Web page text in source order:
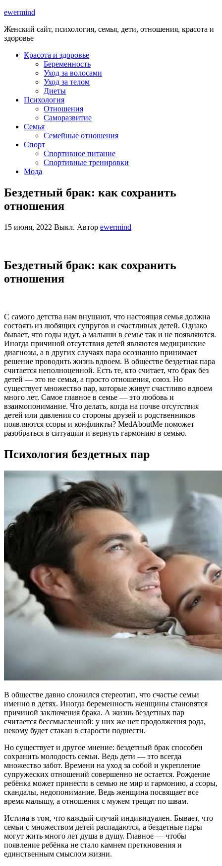
ewermind
Женский сайт, психология, семья, дети, отношения, красота и
здоровье
Красота и здоровье
Беременность
Уход за волосами
Уход за телом
Диеты
Психология
Отношения
Саморазвитие
Семья
Семейные отношения
Спорт
Спортивное питание
Спортивные тренировки
Мода
Бездетный брак: как сохранить
отношения
15 июня, 2022 Выкл. Автор ewermind
Бездетный брак: как сохранить
отношения
С самого детства нам внушают, что настоящая семья должна
состоять из любящих супругов и счастливых детей. Однако
бывает, что годы идут, а малыши в семье так и не появляются.
Иногда причиной отсутствия детей являются медицинские
диагнозы, а в других случаях пара осознанно принимает
решение проводить жизнь вдвоем. В обществе бездетная пара
считается неполноценной. Есть те, кто считает, что брак без
детей — это не семья, а просто отношения, союз. Но
существует множество пар, которые живут счастливо вдвоем
много лет. Самое главное в семье — это любовь и
взаимопонимание. Что делать, когда на почве отсутствия
детей или давления со стороны друзей и родственников
появляются ссоры и конфликты? MedAboutMe поможет
разобраться в ситуации и вернуть гармонию в семью.
Психология бездетных пар
В обществе давно сложился стереотип, что счастье семьи
именно в детях. Иногда беременность женщины становятся
причиной заключения брака. А жизнь бездетных пар
считается бессмысленной: у них же нет продолжения рода,
некому будет стакан в старости поднести.
Но существует и другое мнение: бездетный брак способен
сохранить молодость семьи. Ведь дети — это всегда
множество забот. Времени на уход за собой и укрепление
супружеских отношений совершенно не остается. Рождение
ребёнка может принести в семью не мир и гармонию, а ссоры,
скандалы, недопонимание. Ведь женщина посвящает все
время малышу, а отношения с мужем трещат по швам.
Истина в том, что каждый случай индивидуален. Бывает, что
семьи с множеством детей распадаются, а бездетные пары
могут жить много лет душа в душу. Главное — чтобы
появление ребёнка не стало камнем преткновения и
единственным смыслом жизни.